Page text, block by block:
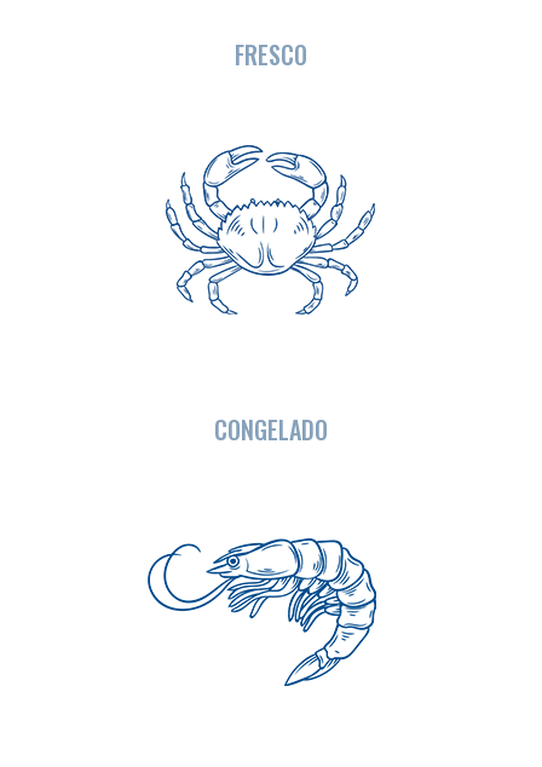
FRESCO
CONGELADO